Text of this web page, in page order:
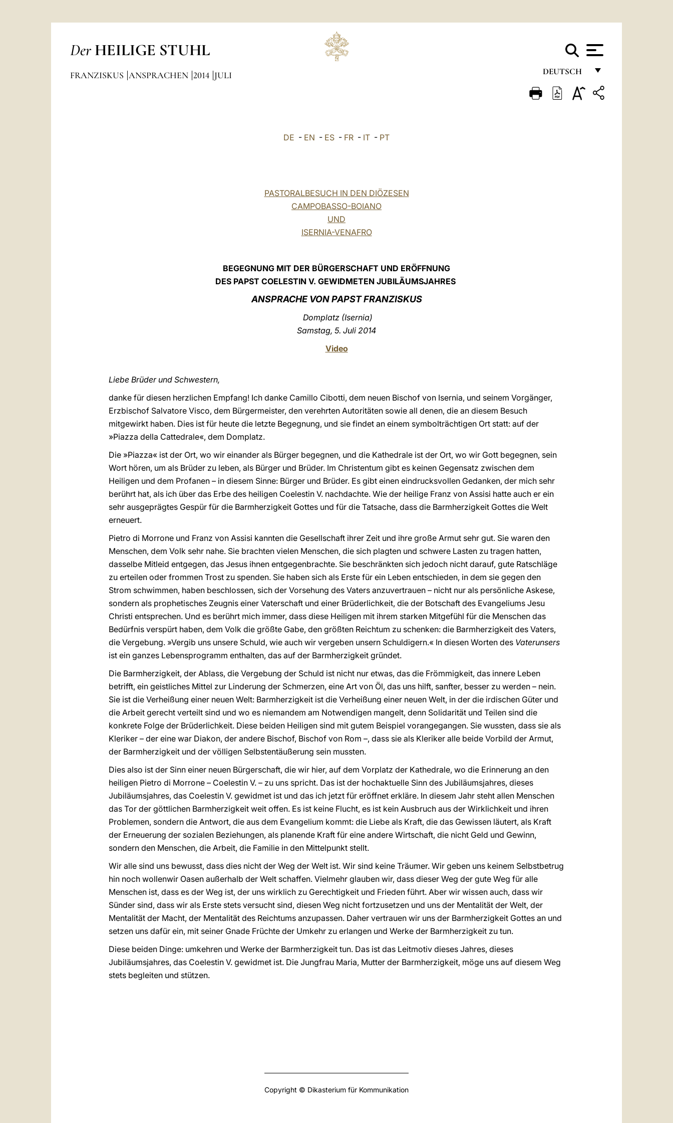
Der HEILIGE STUHL
DEUTSCH
FRANÇAIS
FRANZISKUS ANSPRACHEN 2014 JULI
DE - EN - ES - FR - IT - PT
PASTORALBESUCH IN DEN DIÖZESEN
CAMPOBASSO-BOIANO
UND
ISERNIA-VENAFRO
BEGEGNUNG MIT DER BÜRGERSCHAFT UND ERÖFFNUNG
DES PAPST COELESTIN V. GEWIDMETEN JUBILÄUMSJAHRES
ANSPRACHE VON PAPST FRANZISKUS
Domplatz (Isernia)
Samstag, 5. Juli 2014
Video
Liebe Brüder und Schwestern,
danke für diesen herzlichen Empfang! Ich danke Camillo Cibotti, dem neuen Bischof von Isernia, und seinem Vorgänger,
Erzbischof Salvatore Visco, dem Bürgermeister, den verehrten Autoritäten sowie all denen, die an diesem Besuch
mitgewirkt haben. Dies ist für heute die letzte Begegnung, und sie findet an einem symbolträchtigen Ort statt: auf der
»Piazza della Cattedrale«, dem Domplatz.
Die »Piazza« ist der Ort, wo wir einander als Bürger begegnen, und die Kathedrale ist der Ort, wo wir Gott begegnen, sein
Wort hören, um als Brüder zu leben, als Bürger und Brüder. Im Christentum gibt es keinen Gegensatz zwischen dem
Heiligen und dem Profanen – in diesem Sinne: Bürger und Brüder. Es gibt einen eindrucksvollen Gedanken, der mich sehr
berührt hat, als ich über das Erbe des heiligen Coelestin V. nachdachte. Wie der heilige Franz von Assisi hatte auch er ein
sehr ausgeprägtes Gespür für die Barmherzigkeit Gottes und für die Tatsache, dass die Barmherzigkeit Gottes die Welt
erneuert.
Pietro di Morrone und Franz von Assisi kannten die Gesellschaft ihrer Zeit und ihre große Armut sehr gut. Sie waren den
Menschen, dem Volk sehr nahe. Sie brachten vielen Menschen, die sich plagten und schwere Lasten zu tragen hatten,
dasselbe Mitleid entgegen, das Jesus ihnen entgegenbrachte. Sie beschränkten sich jedoch nicht darauf, gute Ratschläge
zu erteilen oder frommen Trost zu spenden. Sie haben sich als Erste für ein Leben entschieden, in dem sie gegen den
Strom schwimmen, haben beschlossen, sich der Vorsehung des Vaters anzuvertrauen – nicht nur als persönliche Askese,
sondern als prophetisches Zeugnis einer Vaterschaft und einer Brüderlichkeit, die der Botschaft des Evangeliums Jesu
Christi entsprechen. Und es berührt mich immer, dass diese Heiligen mit ihrem starken Mitgefühl für die Menschen das
Bedürfnis verspürt haben, dem Volk die größte Gabe, den größten Reichtum zu schenken: die Barmherzigkeit des Vaters,
die Vergebung. »Vergib uns unsere Schuld, wie auch wir vergeben unsern Schuldigern.« In diesen Worten des Vaterunsers
ist ein ganzes Lebensprogramm enthalten, das auf der Barmherzigkeit gründet.
Die Barmherzigkeit, der Ablass, die Vergebung der Schuld ist nicht nur etwas, das die Frömmigkeit, das innere Leben
betrifft, ein geistliches Mittel zur Linderung der Schmerzen, eine Art von Öl, das uns hilft, sanfter, besser zu werden – nein.
Sie ist die Verheißung einer neuen Welt: Barmherzigkeit ist die Verheißung einer neuen Welt, in der die irdischen Güter und
die Arbeit gerecht verteilt sind und wo es niemandem am Notwendigen mangelt, denn Solidarität und Teilen sind die
konkrete Folge der Brüderlichkeit. Diese beiden Heiligen sind mit gutem Beispiel vorangegangen. Sie wussten, dass sie als
Kleriker – der eine war Diakon, der andere Bischof, Bischof von Rom –, dass sie als Kleriker alle beide Vorbild der Armut,
der Barmherzigkeit und der völligen Selbstentäußerung sein mussten.
Dies also ist der Sinn einer neuen Bürgerschaft, die wir hier, auf dem Vorplatz der Kathedrale, wo die Erinnerung an den
heiligen Pietro di Morrone – Coelestin V. – zu uns spricht. Das ist der hochaktuelle Sinn des Jubiläumsjahres, dieses
Jubiläumsjahres, das Coelestin V. gewidmet ist und das ich jetzt für eröffnet erkläre. In diesem Jahr steht allen Menschen
das Tor der göttlichen Barmherzigkeit weit offen. Es ist keine Flucht, es ist kein Ausbruch aus der Wirklichkeit und ihren
Problemen, sondern die Antwort, die aus dem Evangelium kommt: die Liebe als Kraft, die das Gewissen läutert, als Kraft
der Erneuerung der sozialen Beziehungen, als planende Kraft für eine andere Wirtschaft, die nicht Geld und Gewinn,
sondern den Menschen, die Arbeit, die Familie in den Mittelpunkt stellt.
Wir alle sind uns bewusst, dass dies nicht der Weg der Welt ist. Wir sind keine Träumer. Wir geben uns keinem Selbstbetrug
hin noch wollenwir Oasen außerhalb der Welt schaffen. Vielmehr glauben wir, dass dieser Weg der gute Weg für alle
Menschen ist, dass es der Weg ist, der uns wirklich zu Gerechtigkeit und Frieden führt. Aber wir wissen auch, dass wir
Sünder sind, dass wir als Erste stets versucht sind, diesen Weg nicht fortzusetzen und uns der Mentalität der Welt, der
Mentalität der Macht, der Mentalität des Reichtums anzupassen. Daher vertrauen wir uns der Barmherzigkeit Gottes an und
setzen uns dafür ein, mit seiner Gnade Früchte der Umkehr zu erlangen und Werke der Barmherzigkeit zu tun.
Diese beiden Dinge: umkehren und Werke der Barmherzigkeit tun. Das ist das Leitmotiv dieses Jahres, dieses
Jubiläumsjahres, das Coelestin V. gewidmet ist. Die Jungfrau Maria, Mutter der Barmherzigkeit, möge uns auf diesem Weg
stets begleiten und stützen.
Copyright © Dikasterium für Kommunikation